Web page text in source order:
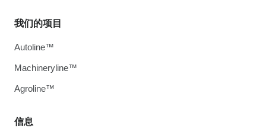
信息
我们的项目
Autoline™
Machineryline™
Agroline™